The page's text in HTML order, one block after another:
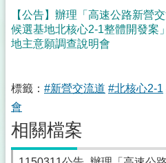
【公告】辦理「高速公路新營
候選基地北核心2-1整體開發案
地主意願調查說明會
標籤： #新營交流道 #北核心2-1
會
相關檔案